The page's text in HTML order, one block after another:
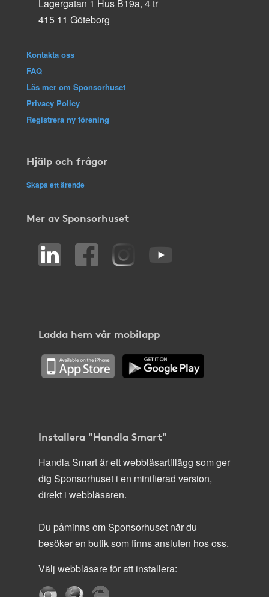
Lagergatan 1 Hus B19a, 4 tr
415 11 Göteborg
Kontakta oss
FAQ
Läs mer om Sponsorhuset
Privacy Policy
Registrera ny förening
Hjälp och frågor
Skapa ett ärende
Mer av Sponsorhuset
Ladda hem vår mobilapp
Installera "Handla Smart"
Handla Smart är ett webbläsartillägg som ger
dig Sponsorhuset i en minifierad version,
direkt i webbläsaren.
Du påminns om Sponsorhuset när du
besöker en butik som finns ansluten hos oss.
Välj webbläsare för att installera: